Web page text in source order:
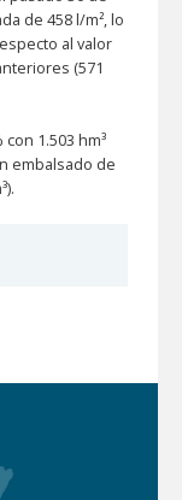
de 458 l/m², lo
al valor
(571
1.503 hm³
embalsado de